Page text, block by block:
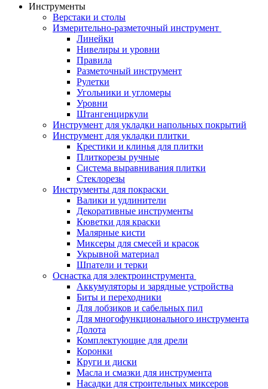
Инструменты
Верстаки и столы
Измерительно-разметочный инструмент
Линейки
Нивелиры и уровни
Правила
Разметочный инструмент
Рулетки
Угольники и угломеры
Уровни
Штангенциркули
Инструмент для укладки напольных покрытий
Инструмент для укладки плитки
Крестики и клинья для плитки
Плиткорезы ручные
Система выравнивания плитки
Стеклорезы
Инструменты для покраски
Валики и удлинители
Декоративные инструменты
Кюветки для краски
Малярные кисти
Миксеры для смесей и красок
Укрывной материал
Шпатели и терки
Оснастка для электроинструмента
Аккумуляторы и зарядные устройства
Биты и переходники
Для лобзиков и сабельных пил
Для многофункционального инструмента
Долота
Комплектующие для дрели
Коронки
Круги и диски
Масла и смазки для инструмента
Насадки для строительных миксеров